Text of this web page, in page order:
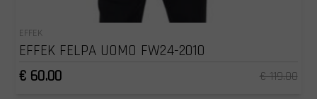
EFFEK
EFFEK FELPA UOMO FW24-2010
€ 60.00
€ 119.00